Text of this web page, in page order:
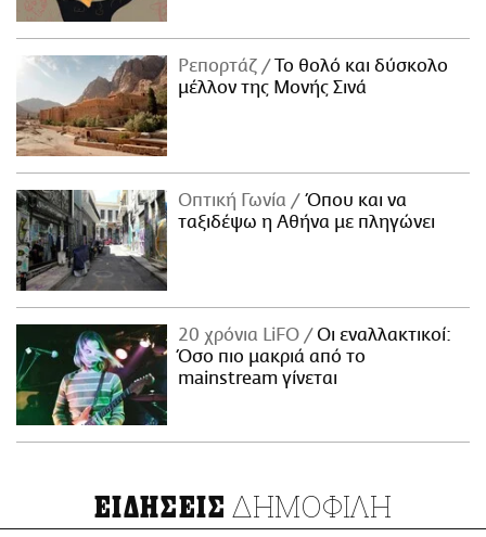
Ρεπορτάζ
Το θολό και δύσκολο
μέλλον της Μονής Σινά
Οπτική Γωνία
Όπου και να
ταξιδέψω η Αθήνα με πληγώνει
20 χρόνια LiFO
Οι εναλλακτικοί:
Όσο πιο μακριά από το
mainstream γίνεται
ΕΙΔΗΣΕΙΣ ΔΗΜΟΦΙΛΗ